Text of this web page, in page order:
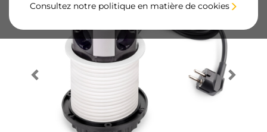
Consultez notre politique en matière de cookies